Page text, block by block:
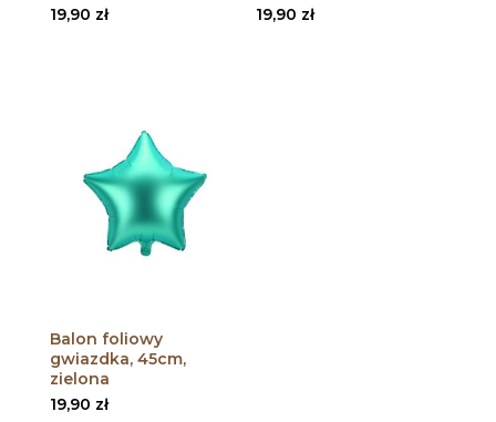
19,90 zł
19,90 zł
Balon foliowy
gwiazdka, 45cm,
zielona
19,90 zł